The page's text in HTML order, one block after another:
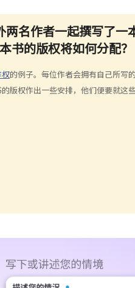
两名作者一起撰写了
书的版权将如何分配？
的例子。每位作者会拥有自己所写
版权作出一些安排，他们便要就这些